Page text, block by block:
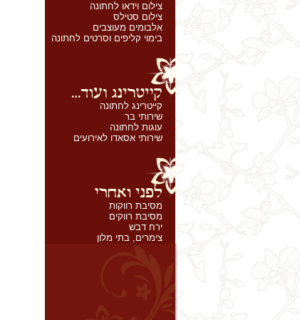
צילום וידאו לחתונה
צילום סטילס
אלבומים מעוצבים
בימוי קליפים וסרטים לחתונה
קייטרינג לחתונה
שירותי בר
עוגות לחתונה
שירותי אסאדו לאירועים
מסיבת רווקות
מסיבת רווקים
ירח דבש
צימרים, בתי מלון